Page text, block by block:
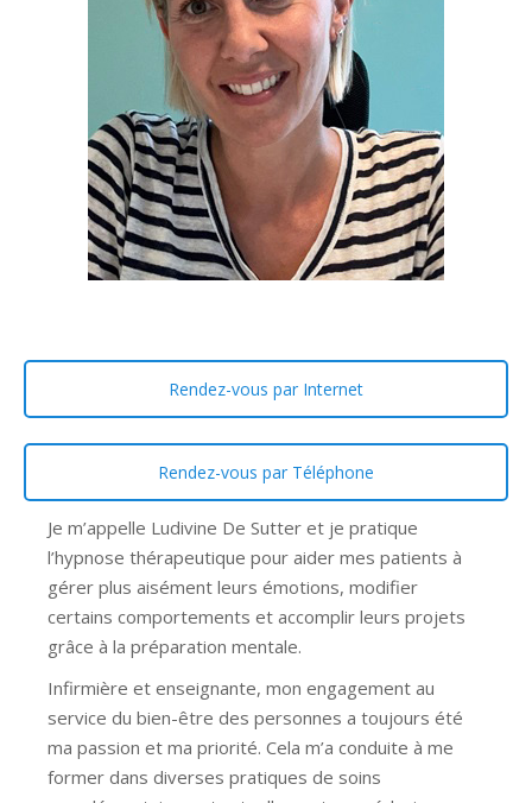
Je m’appelle Ludivine De Sutter et je pratique
l’hypnose thérapeutique pour aider mes patients à
gérer plus aisément leurs émotions, modifier
certains comportements et accomplir leurs projets
grâce à la préparation mentale.
Infirmière et enseignante, mon engagement au
service du bien-être des personnes a toujours été
ma passion et ma priorité. Cela m’a conduite à me
former dans diverses pratiques de soins
Rendez-vous par Internet
Rendez-vous par Téléphone